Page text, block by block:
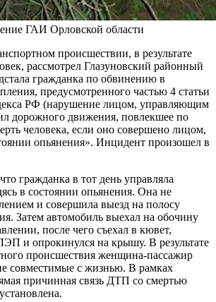
ГАИ Орловской области
происшествии, в результате
рассмотрел Глазуновский районный
гражданка по обвинению в
предусмотренного частью 4 статьи
РФ (нарушение лицом, управляющим
дорожного движения, повлекшее по
человека, если оно совершено лицом,
опьянения». Инцидент произошел в
гражданка в тот день управляла
в состоянии опьянения. Она не
и совершила выезд на полосу
Затем автомобиль выехал на обочину
после чего съехал в кювет,
и опрокинулся на крышу. В результате
происшествия женщина-пассажир
совместимые с жизнью. В рамках
причинная связь ДТП со смертью